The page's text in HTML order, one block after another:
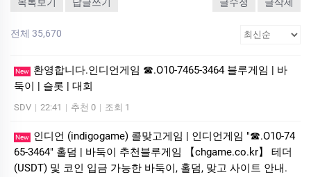
목록보기 답글쓰기 글수정 글삭제
전체 35,670
New
환영합니다.인디언게임 ☎.O10-7465-3464 블루게임 | 바
둑이 | 슬롯 | 대회
SDV | 22:41 | 추천 0 | 조회 1
New
인디언 (indigogame) 콜맞고게임 | 인디언게임 "☎.O10-74
65-3464" 홀덤 | 바둑이 추천블루게임 【chgame.co.kr】 테더
(USDT) 및 코인 입금 가능한 바둑이, 홀덤, 맞고 사이트 안내.